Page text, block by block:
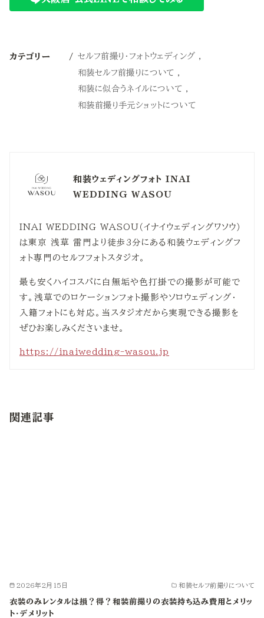
カテゴリー
セルフ前撮り・フォトウェディング
和装セルフ前撮りについて
和装に似合うネイルについて
和装前撮り手元ショットについて
和装ウェディングフォト INAI
WEDDING WASOU
INAI WEDDING WASOU（イナイウェディングワソウ）
は東京 浅草 雷門より徒歩3分にある和装ウェディングフ
ォト専門のセルフフォトスタジオ。
最も安くハイコスパに白無垢や色打掛での撮影が可能で
す。浅草でのロケーションフォト撮影やソロウェディング・
入籍フォトにも対応。当スタジオだから実現できる撮影を
ぜひお楽しみくださいませ。
https://inaiwedding-wasou.jp
関連記事
2026年2月15日 和装セルフ前撮りについて
衣装のみレンタルは損？得？和装前撮りの衣装持ち込み費用とメリッ
ト・デメリット